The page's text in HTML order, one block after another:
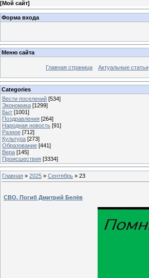
[Мой сайт]
Форма входа
Меню сайта
Главная страница Актуальные статьи
Categories
Вести поселений [534]
Экономика [1299]
Быт [1001]
Поздравления [264]
Народная новость [91]
Разное [712]
Культура [273]
Образование [441]
Вера [145]
Происшествия [3334]
Главная » 2025 » Сентябрь » 23
СВО. Погиб Дмитрий Белёв